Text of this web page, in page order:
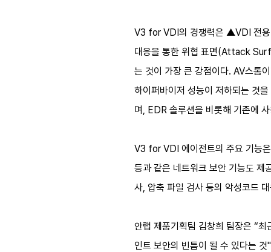
V3 for VDI의 경쟁력은 ▲VDI 전용
대응을 통한 위협 표면(Attack
는 것이 가장 큰 강점이다. AV스톰
하이퍼바이저 성능이 저하되는 것
며, EDR 솔루션을 비롯해 기존에
V3 for VDI 에이전트의 주요 기능
등과 같은 네트워크 보안 기능도
사, 압축 파일 검사 등의 악성코드
안랩 제품기획팀 김창희 팀장은 “
인트 보안의 빈틈이 될 수 있다는